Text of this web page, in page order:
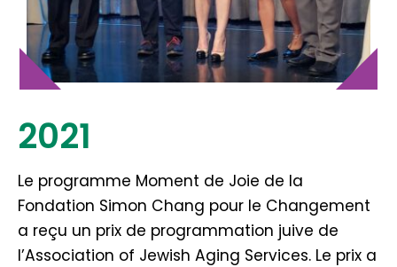
2021
Le programme Moment de Joie de la
Fondation Simon Chang pour le Changement
a reçu un prix de programmation juive de
l’Association of Jewish Aging Services. Le prix a